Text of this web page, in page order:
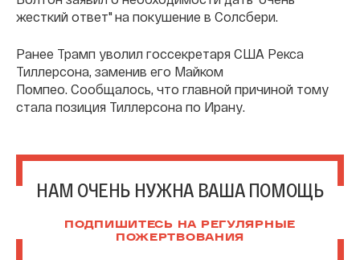
жесткий ответ" на покушение в Солсбери.
Ранее Трамп уволил госсекретаря США Рекса
Тиллерсона, заменив его Майком
Помпео. Сообщалось, что главной причиной тому
стала позиция Тиллерсона по Ирану.
НАМ ОЧЕНЬ НУЖНА ВАША ПОМОЩЬ
ПОДПИШИТЕСЬ НА РЕГУЛЯРНЫЕ
ПОЖЕРТВОВАНИЯ